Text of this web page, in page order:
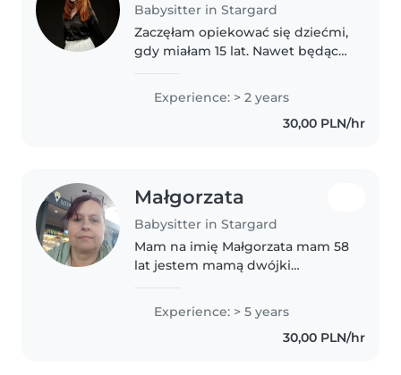
Babysitter in Stargard
Zaczęłam opiekować się dziećmi,
gdy miałam 15 lat. Nawet będąc
Aktualnie jestem po kursach
wychowawczych i pierwszej
Experience: > 2 years
30,00 PLN/hr
Małgorzata
Babysitter in Stargard
Mam na imię Małgorzata mam 58
lat jestem mamą dwójki
wnuczek w wieku szkolnym
uwielbiam dzieci,jestem
Experience: > 5 years
30,00 PLN/hr